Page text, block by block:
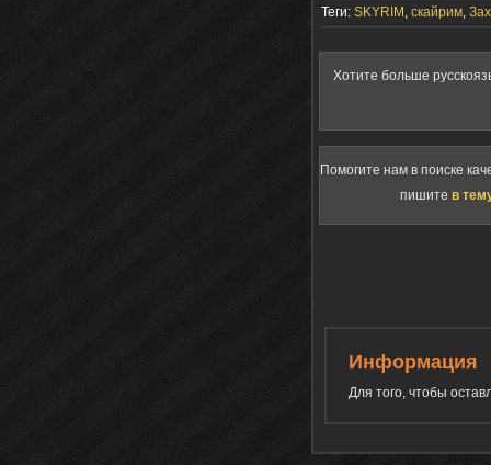
Теги: SKYRIM , скайрим,
Хотите больше
Помогите нам в поиске
пишите в
Информация
Для того, чтобы